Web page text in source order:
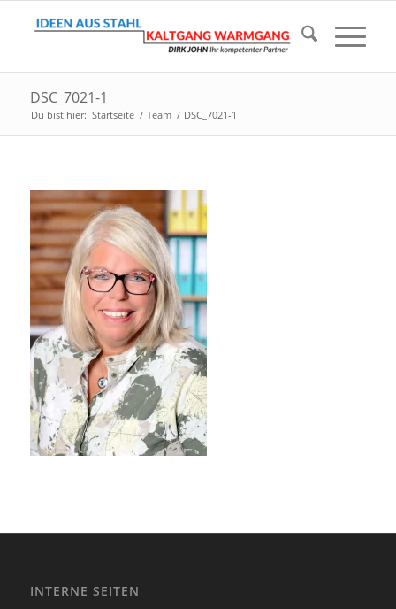
DSC_7021-1
Du bist hier: Startseite / Team / DSC_7021-1
INTERNE SEITEN